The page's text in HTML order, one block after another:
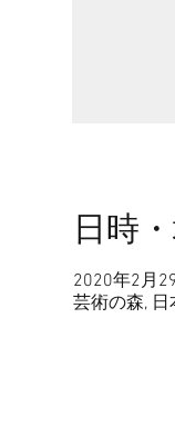
日時
2020年2月
芸術の森,